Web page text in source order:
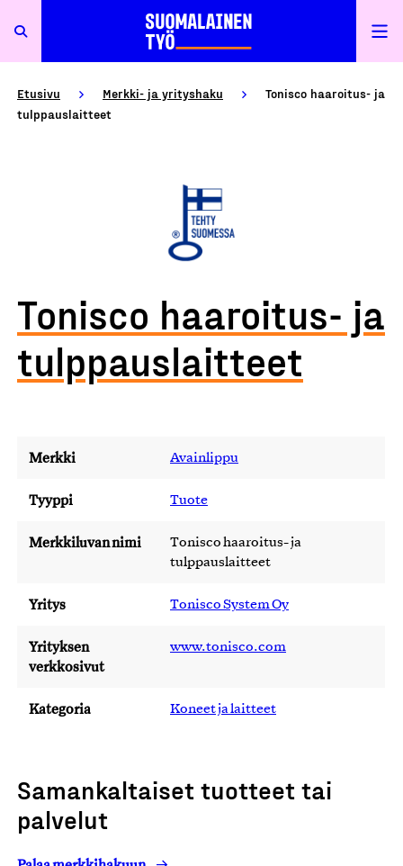
Etusivu Merkki- ja yrityshaku
Tonisco haaroitus- ja
tulppauslaitteet
Tonisco haaroitus- ja
tulppauslaitteet
Merkki Avainlippu
Tyyppi Tuote
Merkkiluvan nimi
Tonisco haaroitus- ja
tulppauslaitteet
Yritys Tonisco System Oy
Yrityksen
verkkosivut
www.tonisco.com
Kategoria Koneet ja laitteet
Samankaltaiset tuotteet tai
palvelut